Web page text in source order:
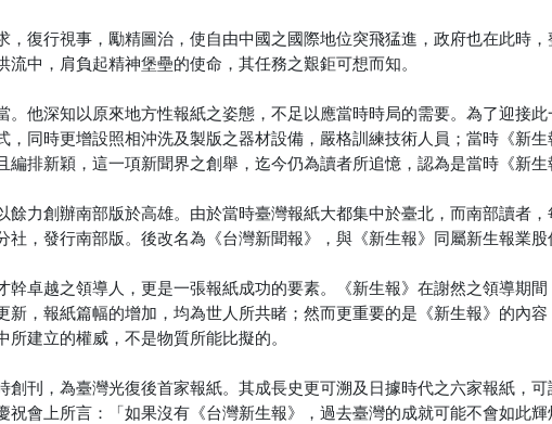
，復行視事，勵精圖治，使自由中國之國際地位突飛猛進，政府也在此時
中，肩負起精神堡壘的使命，其任務之艱鉅可想而知。
他深知以原來地方性報紙之姿態，不足以應當時時局的需要。為了迎接
同時更增設照相沖洗及製版之器材設備，嚴格訓練技術人員；當時《新
排新穎，這一項新聞界之創舉，迄今仍為讀者所追憶，認為是當時《新生
力創辦南部版於高雄。由於當時臺灣報紙大都集中於臺北，而南部讀者
，發行南部版。後改名為《台灣新聞報》，與《新生報》同屬新生報業股
卓越之領導人，更是一張報紙成功的要素。《新生報》在謝然之領導期
，報紙篇幅的增加，均為世人所共睹；然而更重要的是《新生報》的內
建立的權威，不是物質所能比擬的。
刊，為臺灣光復後首家報紙。其成長史更可溯及日據時代之六家報紙，
會上所言：「如果沒有《台灣新生報》，過去臺灣的成就可能不會如此